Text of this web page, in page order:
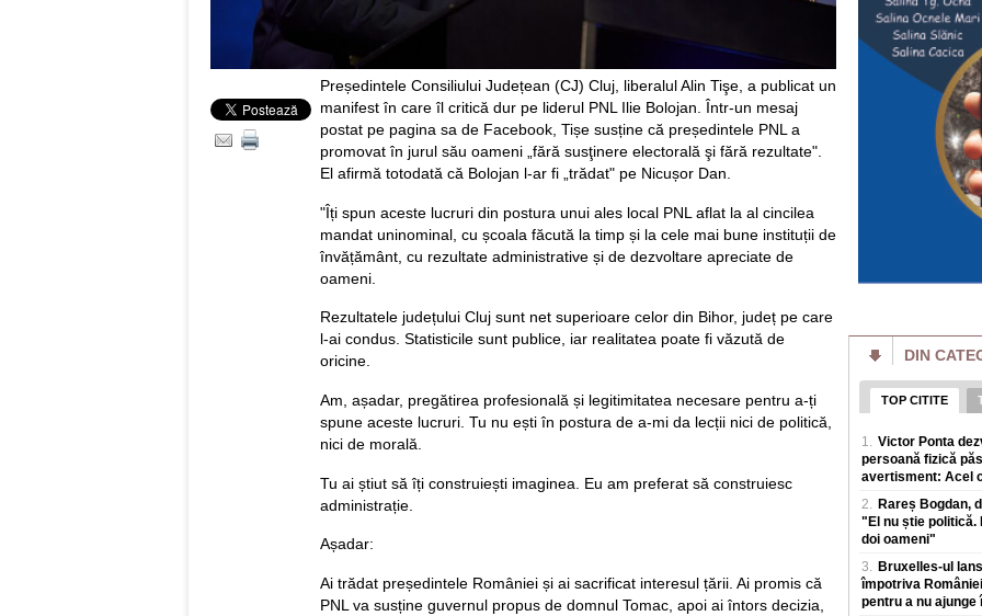
Președintele Consiliului Județean (CJ) Cluj, liberalul Alin Tişe, a publicat un
manifest în care îl critică dur pe liderul PNL Ilie Bolojan. Într-un mesaj
postat pe pagina sa de Facebook, Tișe susține că președintele PNL a
promovat în jurul său oameni „fără susţinere electorală şi fără rezultate".
El afirmă totodată că Bolojan l-ar fi „trădat" pe Nicușor Dan.
"Îți spun aceste lucruri din postura unui ales local PNL aflat la al cincilea
mandat uninominal, cu școala făcută la timp și la cele mai bune instituții de
învățământ, cu rezultate administrative și de dezvoltare apreciate de
oameni.
Rezultatele județului Cluj sunt net superioare celor din Bihor, județ pe care
l-ai condus. Statisticile sunt publice, iar realitatea poate fi văzută de
oricine.
Am, așadar, pregătirea profesională și legitimitatea necesare pentru a-ți
spune aceste lucruri. Tu nu ești în postura de a-mi da lecții nici de politică,
nici de morală.
Tu ai știut să îți construiești imaginea. Eu am preferat să construiesc
administrație.
Așadar:
Ai trădat președintele României și ai sacrificat interesul țării. Ai promis că
PNL va susține guvernul propus de domnul Tomac, apoi ai întors decizia,
Cât a costat-o
„Dacă vă
va fi"
O tanara
ce a dezvaluit o
achite pentru o
Bulgaria face
Ministrul de la
România
Bulgaria face
de la Sofia se
masivBulgaria
România a
perioada 2-8
top. Mai explică
slăbire
Mulți oameni
timp pentru sala
Nutriționistul
Explicația lui
stadion: "Unii
plac băieții, de
Florin Prunea (57
actual delegat
pe rețelele de
DIN
TOP CITITE
1. Victor Ponta
persoană fizică
avertisment: Acel
2. Rareș Bogdan,
"El nu știe politică.
doi oameni"
3. Bruxelles-ul
împotriva
pentru a nu